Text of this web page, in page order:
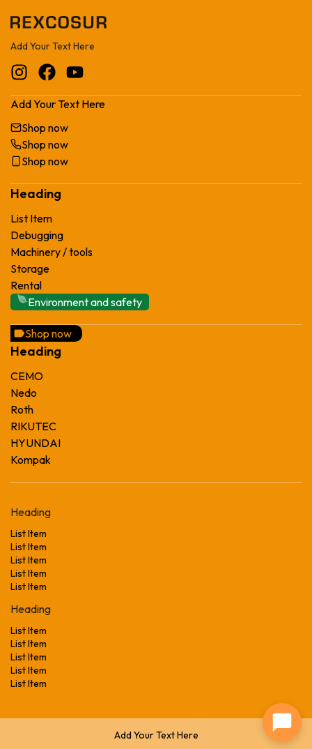
Add Your Text Here
Add Your Text Here
Shop now
Shop now
Shop now
Heading
List Item
Debugging
Machinery / tools
Storage
Rental
Environment and safety
Shop now
Heading
CEMO
Nedo
Roth
RIKUTEC
HYUNDAI
Kompak
Heading
List Item
List Item
List Item
List Item
List Item
Heading
List Item
List Item
List Item
List Item
List Item
Add Your Text Here